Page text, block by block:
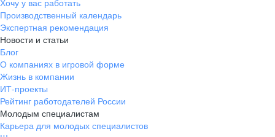
Производственный календарь
Экспертная рекомендация
Новости и статьи
Блог
О компаниях в игровой форме
Жизнь в компании
ИТ-проекты
Рейтинг работодателей России
Молодым специалистам
Карьера для молодых специалистов